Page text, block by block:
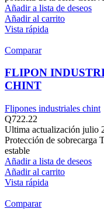
Añadir a lista de deseos
Añadir al carrito
Vista rápida
Comparar
FLIPON
CHINT
Flipones industriales chint
Q722.22
Ultima actualización julio
Protección de sobrecarga
estable
Añadir a lista de deseos
Añadir al carrito
Vista rápida
Comparar